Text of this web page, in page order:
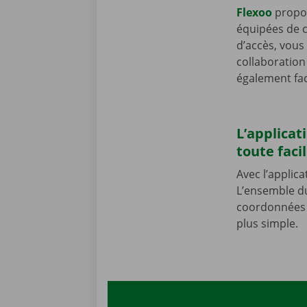
Flexoo
équipées de
d’accès,
collaboration
également
toute
Avec
L’ensemble
plus simple.